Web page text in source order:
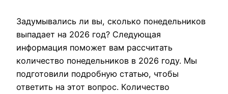
Задумывались ли вы, сколько понедельников
выпадает на 2026 год? Следующая
информация поможет вам рассчитать
количество понедельников в 2026 году. Мы
подготовили подробную статью, чтобы
ответить на этот вопрос. Количество